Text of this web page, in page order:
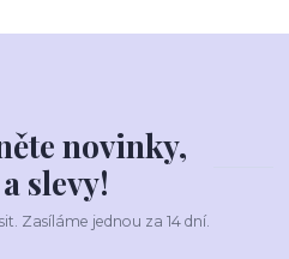
novinky,
slevy!
Zasíláme jednou za 14 dní.